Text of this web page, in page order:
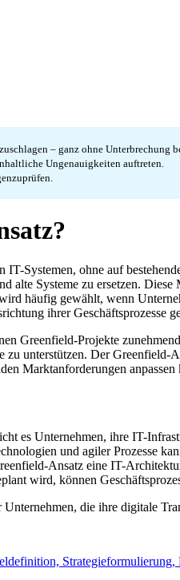
– ganz ohne Unterbrechung
Ungenauigkeiten auftreten.
Systemen, ohne auf
alte Systeme zu ersetzen.
häufig gewählt, wenn
ihrer Geschäftsprozesse
Greenfield-Projekte
unterstützen. Der
Marktanforderungen anpassen
es Unternehmen, ihre IT-
und agiler Prozesse
Ansatz eine IT-
wird, können
die ihre digitale